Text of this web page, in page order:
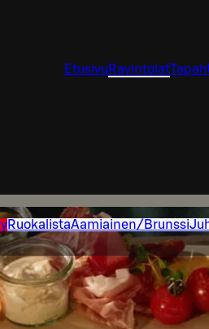
Etusivu Ravintolat
RuokalistaAamiainen/Brunssi